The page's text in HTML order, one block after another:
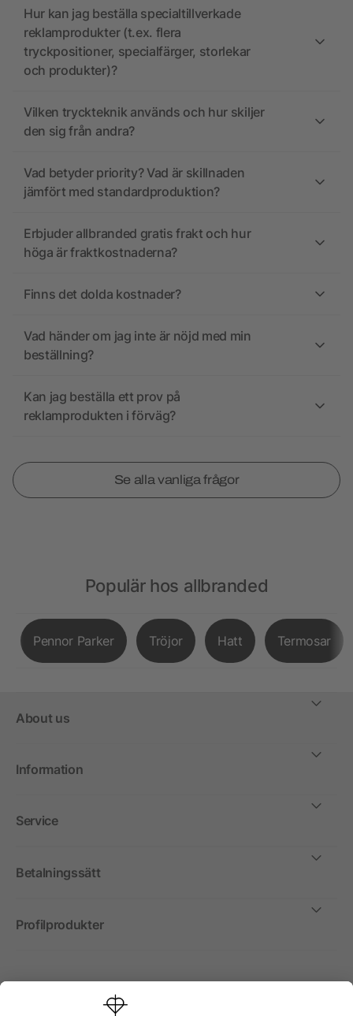
Hur kan jag beställa specialtillverkade
reklamprodukter (t.ex. flera
tryckpositioner, specialfärger, storlekar
och produkter)?
Vilken tryckteknik används och hur skiljer
den sig från andra?
Vad betyder priority? Vad är skillnaden
jämfört med standardproduktion?
Erbjuder allbranded gratis frakt och hur
höga är fraktkostnaderna?
Finns det dolda kostnader?
Vad händer om jag inte är nöjd med min
beställning?
Kan jag beställa ett prov på
reklamprodukten i förväg?
Se alla vanliga frågor
Populär hos allbranded
Pennor Parker Tröjor Hatt Termosar
About us
Information
Service
Betalningssätt
Profilprodukter
Internationellt